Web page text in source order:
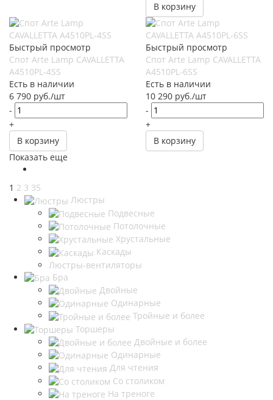
В корзину
Быстрый просмотр
Спот Arte Lamp CAVALLETTA
A4510PL-4SS
Есть в наличии
6 790 руб./шт
-
+
В корзину
Быстрый просмотр
Спот Arte Lamp CAVALLETTA
A4510PL-6SS
Есть в наличии
10 290 руб./шт
-
+
В корзину
Показать еще
1 2 3 35
Люстры
Подвесные
Потолочные
Хрустальные
Каскады
Люстры-вентиляторы
Бра
Двойные
Одинарные
Тройные и более
Торшеры
Двойные и более
Одинарные
Для чтения
Со столиком
На треноге